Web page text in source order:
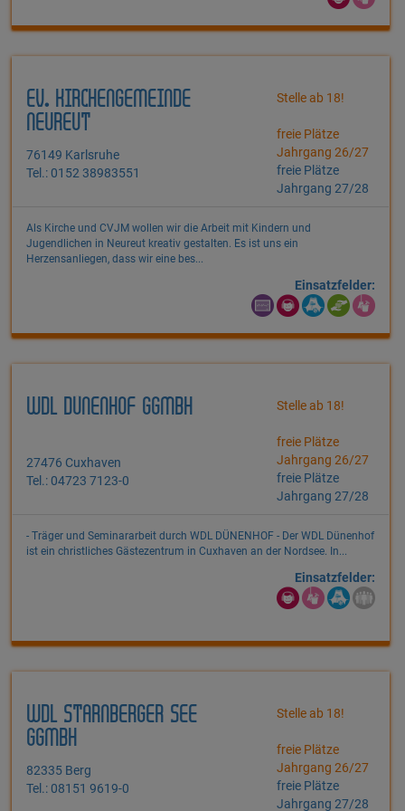
EV. KIRCHENGEMEINDE
NEUREUT
76149 Karlsruhe
Tel.: 0152 38983551
Stelle ab 18!
freie Plätze
Jahrgang 26/27
freie Plätze
Jahrgang 27/28
Als Kirche und CVJM wollen wir die Arbeit mit Kindern und
Jugendlichen in Neureut kreativ gestalten. Es ist uns ein
Herzensanliegen, dass wir eine bes...
Einsatzfelder:
WDL DÜNENHOF GGMBH
27476 Cuxhaven
Tel.: 04723 7123-0
Stelle ab 18!
freie Plätze
Jahrgang 26/27
freie Plätze
Jahrgang 27/28
- Träger und Seminararbeit durch WDL DÜNENHOF - Der WDL Dünenhof
ist ein christliches Gästezentrum in Cuxhaven an der Nordsee. In...
Einsatzfelder:
WDL STARNBERGER SEE
GGMBH
82335 Berg
Tel.: 08151 9619-0
Stelle ab 18!
freie Plätze
Jahrgang 26/27
freie Plätze
Jahrgang 27/28